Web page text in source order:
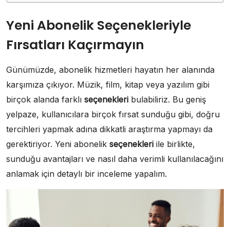
Yeni Abonelik Seçenekleriyle
Fırsatları Kaçırmayın
Günümüzde, abonelik hizmetleri hayatın her alanında
karşımıza çıkıyor. Müzik, film, kitap veya yazılım gibi
birçok alanda farklı seçenekleri bulabiliriz. Bu geniş
yelpaze, kullanıcılara birçok fırsat sunduğu gibi, doğru
tercihleri yapmak adına dikkatli araştırma yapmayı da
gerektiriyor. Yeni abonelik seçenekleri ile birlikte,
sunduğu avantajları ve nasıl daha verimli kullanılacağını
anlamak için detaylı bir inceleme yapalım.